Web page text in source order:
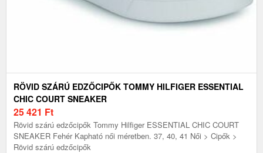
RÖVID SZÁRÚ EDZŐCIPŐK TOMMY HILFIGER ESSENTIAL
CHIC COURT SNEAKER
25 421 Ft
Rövid szárú edzőcipők Tommy Hilfiger ESSENTIAL CHIC COURT
SNEAKER Fehér Kapható női méretben. 37, 40, 41 Női > Cipők >
Rövid szárú edzőcipők